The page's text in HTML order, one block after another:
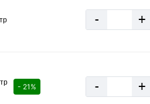
- +
- 21% - +